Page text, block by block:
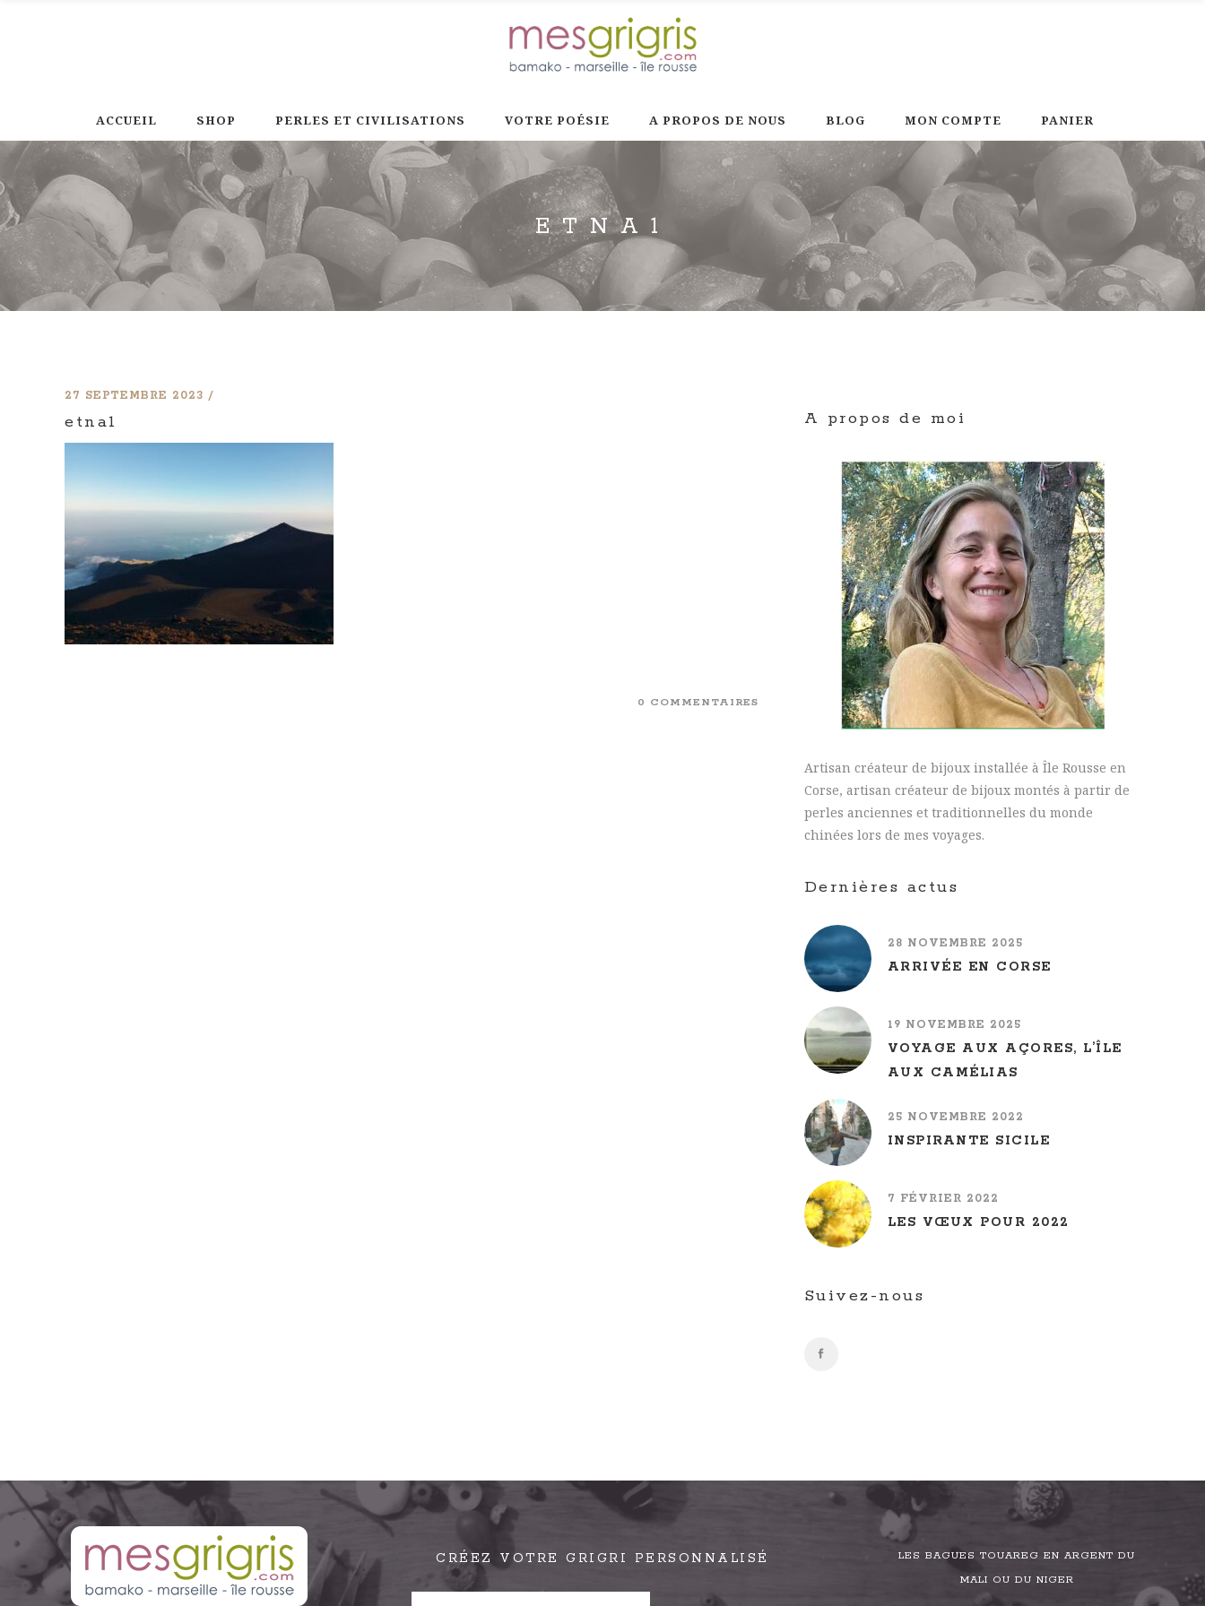
ACCUEIL SHOP PERLES ET CIVILISATIONS VOTRE POÉSIE A PROPOS DE NOUS BLOG MON COMPTE PANIER
ETNA1
27 SEPTEMBRE 2023
etna1
0 COMMENTAIRES
A propos de moi
Artisan créateur de bijoux installée à Île Rousse en
Corse, artisan créateur de bijoux montés à partir de
perles anciennes et traditionnelles du monde
chinées lors de mes voyages.
Dernières actus
28 NOVEMBRE 2025
ARRIVÉE EN CORSE
19 NOVEMBRE 2025
VOYAGE AUX AÇORES, L’ÎLE
AUX CAMÉLIAS
25 NOVEMBRE 2022
INSPIRANTE SICILE
7 FÉVRIER 2022
LES VŒUX POUR 2022
Suivez-nous
CRÉEZ VOTRE GRIGRI PERSONNALISÉ
LES BAGUES TOUAREG EN ARGENT DU
MALI OU DU NIGER